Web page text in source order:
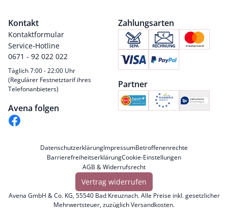
Kontakt
Kontaktformular
Service-Hotline
0671 - 92 022 022
Täglich 7:00 - 22:00 Uhr
(Regulärer Festnetztarif ihres
Telefonanbieters)
Avena folgen
Zahlungsarten
Partner
DatenschutzerklärungImpressumBetroffenenrechte
BarrierefreiheitserklärungCookie-Einstellungen
AGB & Widerrufsrecht
Vertrag widerrufen
Avena GmbH & Co. KG, 55540 Bad Kreuznach. Alle Preise inkl. gesetzlicher
Mehrwertsteuer, zuzüglichVersandkosten.